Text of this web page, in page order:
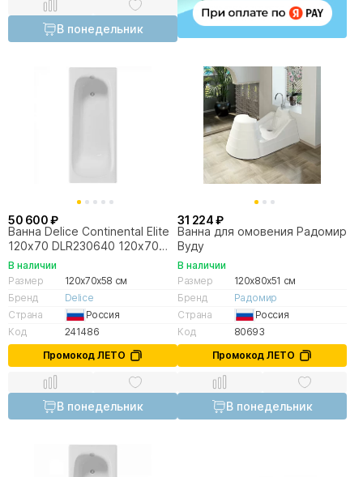
В понедельник
50 600 ₽
Ванна Delice Continental Elite
120х70 DLR230640 120х70
белая
В наличии
Размер
120x70x58 см
Бренд
Delice
Страна
Россия
Код
241486
Промокод ЛЕТО
В понедельник
31 224 ₽
Ванна для омовения Радомир
Вуду
В наличии
Размер
120x80x51 см
Бренд
Радомир
Страна
Россия
Код
80693
Промокод ЛЕТО
В понедельник